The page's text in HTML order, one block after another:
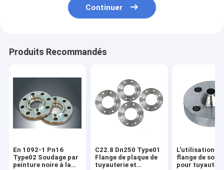
Continuer
Produits Recommandés
En 1092-1 Pn16
Type02 Soudage par
peinture noire à la
C22.8 Dn250 Type01
Flange de plaque de
tuyauterie et
L'utilisation
flange de
pour